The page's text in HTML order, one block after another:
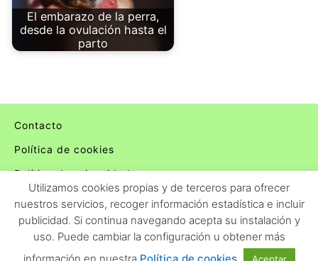
El embarazo de la perra,
desde la ovulación hasta el
parto
Contacto
Política de cookies
Política de privacidad
Clínicas y Veterinarias
Utilizamos cookies propias y de terceros para ofrecer
nuestros servicios, recoger información estadística e incluir
publicidad. Si continua navegando acepta su instalación y
uso. Puede cambiar la configuración u obtener más